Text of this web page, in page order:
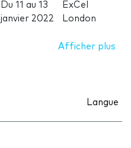
Du11 au13
janvier 2022
ExCel
London
Afficher plus
Langue